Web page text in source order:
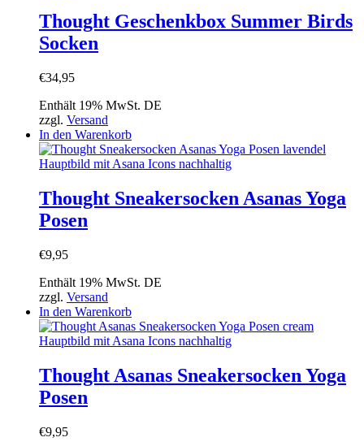
Thought Geschenkbox Summer Birds
Socken
€34,95
Enthält 19% MwSt. DE
zzgl. Versand
In den Warenkorb
Thought Sneakersocken Asanas Yoga
Posen
€9,95
Enthält 19% MwSt. DE
zzgl. Versand
In den Warenkorb
Thought Asanas Sneakersocken Yoga
Posen
€9,95